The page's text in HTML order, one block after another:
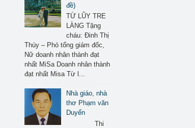
đề)
TỪ LŨY TRE
LÀNG Tặng
cháu: Đinh Thị
Thúy – Phó tổng giám đốc,
Nữ doanh nhân thành đạt
nhất MiSa Doanh nhân thành
đạt nhất Misa Từ l...
Nhà giáo, nhà
thơ Phạm văn
Duyến
Thi